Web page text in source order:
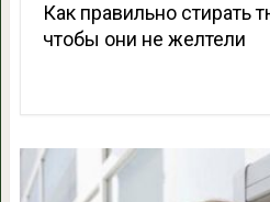
Как правильно стирать
чтобы они не желтели